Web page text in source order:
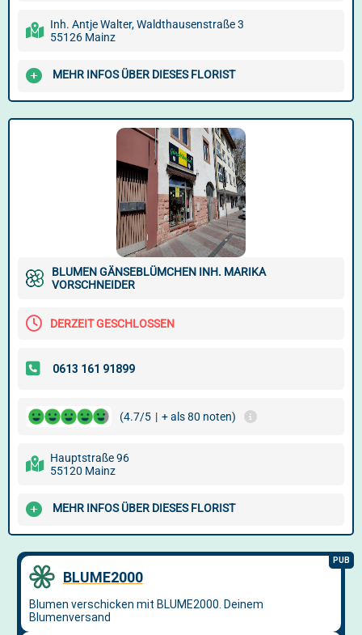
Inh. Antje Walter, Waldthausenstraße 3
55126 Mainz
MEHR INFOS ÜBER DIESES FLORIST
BLUMEN GÄNSEBLÜMCHEN INH. MARIKA
VORSCHNEIDER
DERZEIT GESCHLOSSEN
(4.7/5 | + als 80 noten)
Hauptstraße 96
55120 Mainz
MEHR INFOS ÜBER DIESES FLORIST